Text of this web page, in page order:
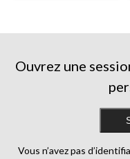
Ouvrez une
Vous n’avez pas